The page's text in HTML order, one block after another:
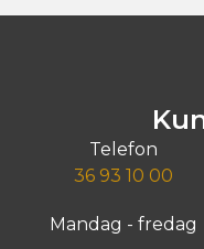
Telefon
36 93 10 00
Mandag - fredag